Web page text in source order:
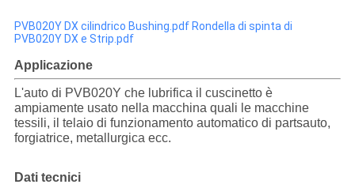
PVB020Y DX cilindrico Bushing.pdf Rondella di spinta di
PVB020Y DX e Strip.pdf
Applicazione
L'auto di PVB020Y che lubrifica il cuscinetto è
ampiamente usato nella macchina quali le macchine
tessili, il telaio di funzionamento automatico di partsauto,
forgiatrice, metallurgica ecc.
Dati tecnici